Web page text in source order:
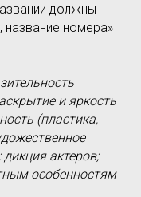
должны
название номера»
и яркость
(пластика,
актеров;
особенностям